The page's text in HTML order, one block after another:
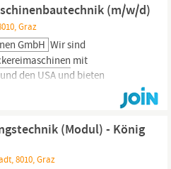
Zukunftssichere(m/w/d)
Graz
GmbH Wir sind
mit
den USA und bieten
Bauteile auf konventionellen
Montieren sowie
(Modul) - König
8010, Graz